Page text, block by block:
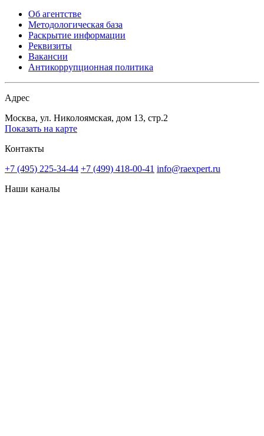
Об агентстве
Методологическая база
Раскрытие информации
Реквизиты
Вакансии
Антикоррупционная политика
Адрес
Москва, ул. Николоямская, дом 13, стр.2
Показать на карте
Контакты
+7 (495) 225-34-44 +7 (499) 418-00-41 info@raexpert.ru
Наши каналы